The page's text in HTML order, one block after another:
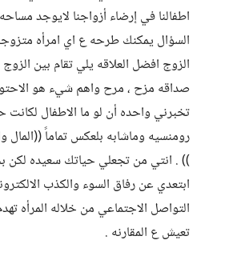
اطفالنا في إرضاء أزواجنا لايوجد مساحه
السؤال يمكنك طرحه ع اي امرأه
الزوج افضل العلاقه يلي تقام بين
صداقه مزح ، مرح واهم شيء هو
تخبرني واحده أن لو ما الاطفال لكانت
رومنسيه وماشابه بلعكس تماماً ((المال
)) . انتي من تجعلي حياتك سعيده
ابتعدي عن رفاق السوء والكذب
التواصل الاجتماعي من خلاله المرأه
تعيش ع المقارنه .